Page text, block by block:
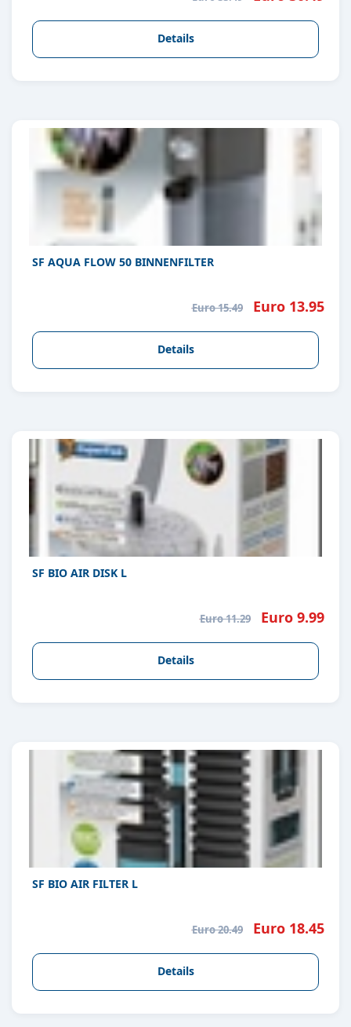
Details
SF AQUA FLOW 50 BINNENFILTER
Euro 15.49 Euro 13.95
Details
SF BIO AIR DISK L
Euro 11.29 Euro 9.99
Details
SF BIO AIR FILTER L
Euro 20.49 Euro 18.45
Details